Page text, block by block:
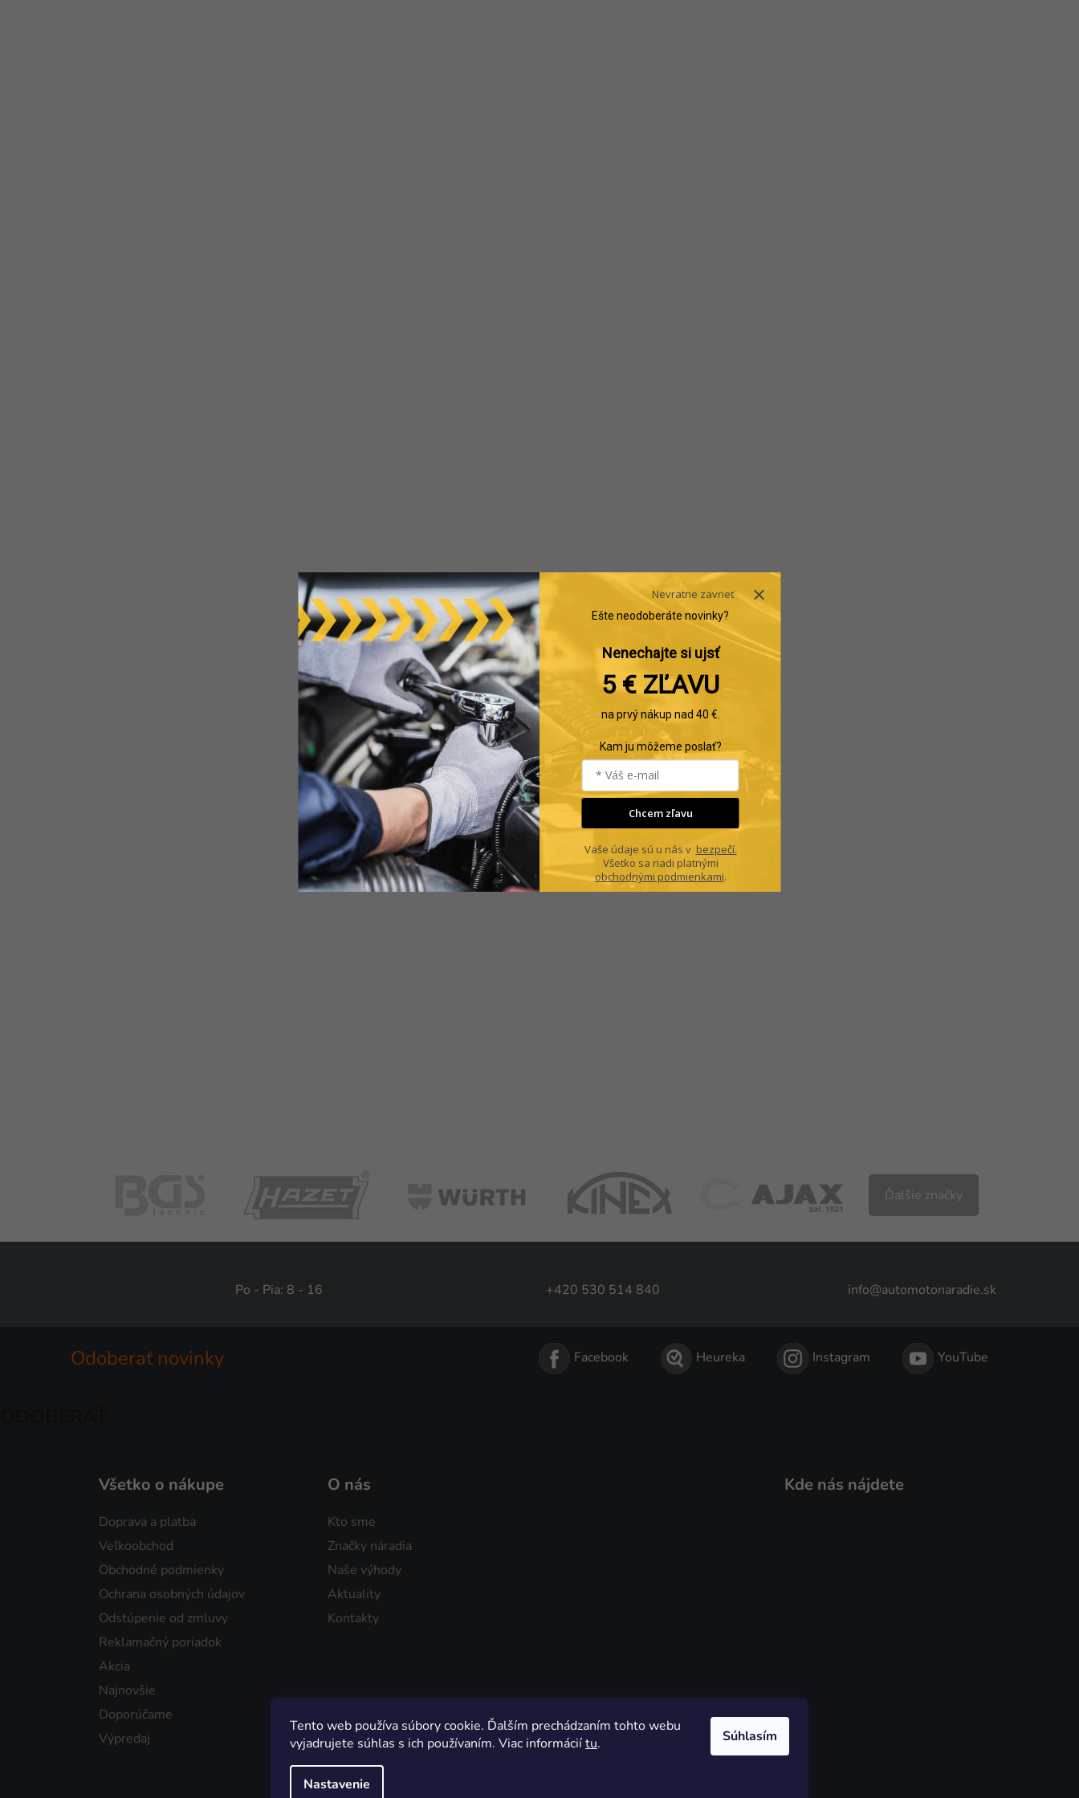
Tento web používa súbory cookie. Ďalším prechádzaním tohto webu
vyjadrujete súhlas s ich používaním. Viac informáciítu.
Nastavenie
Súhlasím
Ďalšie značky
Po - Pia: 8 - 16 +420 530 514 840 info@automotonaradie.sk
Odoberať novinky Facebook Heureka Instagram YouTube
Všetko o nákupe
Doprava a platba
Veľkoobchod
Obchodné podmienky
Ochrana osobných údajov
Odstúpenie od zmluvy
Reklamačný poriadok
Akcia
Najnovšie
Doporúčame
Výpredaj
O nás
Kto sme
Značky náradia
Naše výhody
Aktuality
Kontakty
Kde nás nájdete
Nevratne zavrieť
Ešte neodoberáte novinky?
Nenechajte si ujsť
5 € ZĽAVU
na prvý nákup nad 40 €.
Kam ju môžeme poslať?
Chcem zľavu
Vaše údaje sú u nás v bezpečí.
Všetko sa riadi platnými
obchodnými podmienkami.